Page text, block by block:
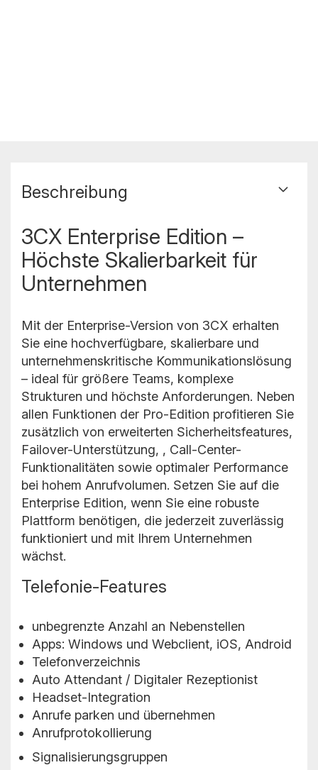
Beschreibung
3CX Enterprise Edition –
Höchste Skalierbarkeit für
Unternehmen
Mit der Enterprise-Version von 3CX erhalten
Sie eine hochverfügbare, skalierbare und
unternehmenskritische Kommunikationslösung
– ideal für größere Teams, komplexe
Strukturen und höchste Anforderungen. Neben
allen Funktionen der Pro-Edition profitieren Sie
zusätzlich von erweiterten Sicherheitsfeatures,
Failover-Unterstützung, , Call-Center-
Funktionalitäten sowie optimaler Performance
bei hohem Anrufvolumen. Setzen Sie auf die
Enterprise Edition, wenn Sie eine robuste
Plattform benötigen, die jederzeit zuverlässig
funktioniert und mit Ihrem Unternehmen
wächst.
Telefonie-Features
unbegrenzte Anzahl an Nebenstellen
Apps: Windows und Webclient, iOS, Android
Telefonverzeichnis
Auto Attendant / Digitaler Rezeptionist
Headset-Integration
Anrufe parken und übernehmen
Anrufprotokollierung
Signalisierungsgruppen